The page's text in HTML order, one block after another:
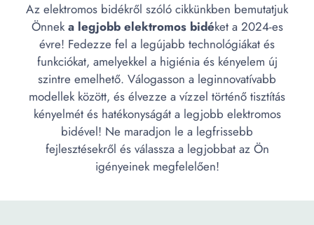
Az elektromos bidékről szóló cikkünkben bemutatjuk
Önneka legjobb elektromos bidéket a 2024-es
évre! Fedezze fel a legújabb technológiákat és
funkciókat, amelyekkel a higiénia és kényelem új
szintre emelhető. Válogasson a leginnovatívabb
modellek között, és élvezze a vízzel történő tisztítás
kényelmét és hatékonyságát a legjobb elektromos
bidével! Ne maradjon le a legfrissebb
fejlesztésekről és válassza a legjobbat az Ön
igényeinek megfelelően!